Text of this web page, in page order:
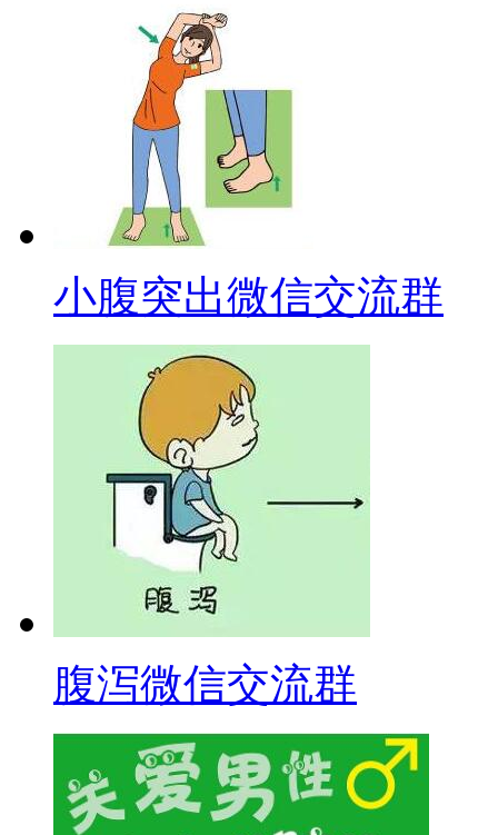
小腹突出微信交流群
腹泻微信交流群